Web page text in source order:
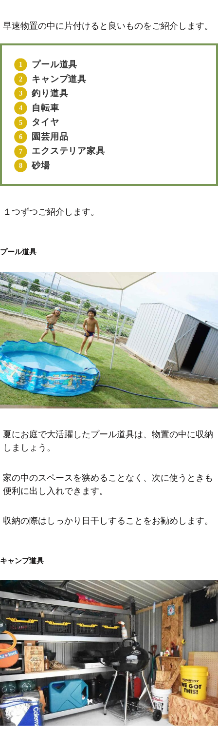
早速物置の中に片付けると良いものをご紹介します。
プール道具
キャンプ道具
釣り道具
自転車
タイヤ
園芸用品
エクステリア家具
砂場
１つずつご紹介します。
プール道具
夏にお庭で大活躍したプール道具は、物置の中に収納
しましょう。
家の中のスペースを狭めることなく、次に使うときも
便利に出し入れできます。
収納の際はしっかり日干しすることをお勧めします。
キャンプ道具